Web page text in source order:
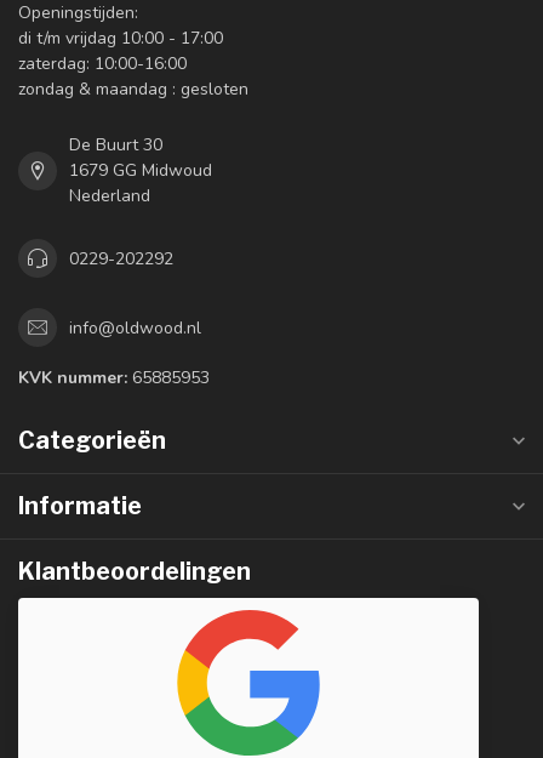
Openingstijden:
di t/m vrijdag 10:00 - 17:00
zaterdag: 10:00-16:00
zondag & maandag : gesloten
De Buurt 30
1679 GG Midwoud
Nederland
0229-202292
info@oldwood.nl
KVK nummer: 65885953
Categorieën
Informatie
Klantbeoordelingen